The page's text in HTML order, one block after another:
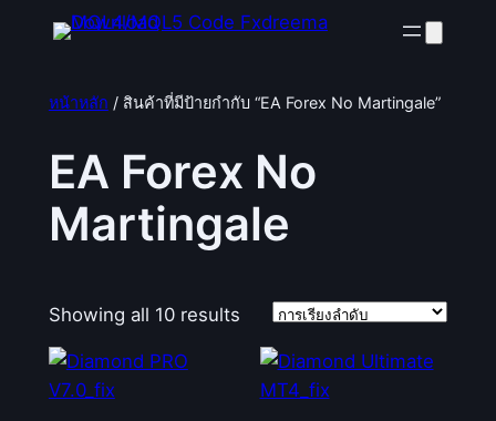
หน้าหลัก / สินค้าที่มีป้ายกำกับ “EA Forex No Martingale”
EA Forex No
Martingale
Showing all 10 results